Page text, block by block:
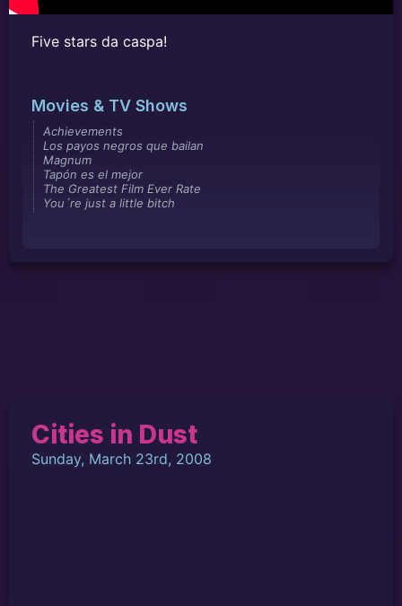
Five stars da caspa!
Movies & TV Shows
Achievements
Los payos negros que bailan
Magnum
Tapón es el mejor
The Greatest Film Ever Rate
You´re just a little bitch
Cities in Dust
Sunday, March 23rd, 2008